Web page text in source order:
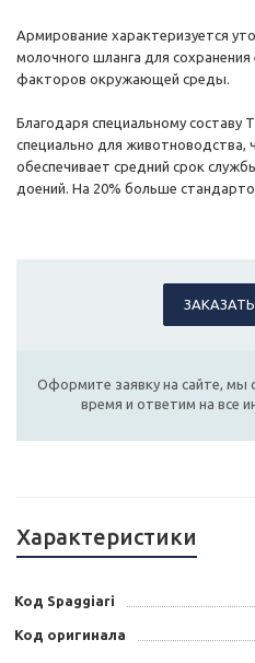
Армирование характеризуется
молочного шланга для
факторов окружающей среды.
Благодаря специальному составу
специально для животноводства,
обеспечивает средний срок
доений. На 20% больше
Оформите заявку на сайте, мы
время и ответим на все
Характеристики
Код Spaggiari
Код оригинала